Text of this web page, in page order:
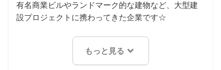
有名商業ビルやランドマーク的な建物など、大型建
設プロジェクトに携わってきた企業です☆
もっと見る